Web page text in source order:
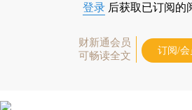
登录 后获取已订阅的
财新通会员
可畅读全文
订阅/会